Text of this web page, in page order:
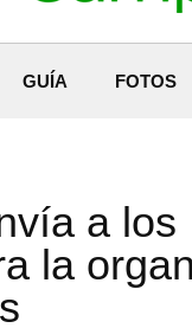
GUÍA FOTOS
a los
la